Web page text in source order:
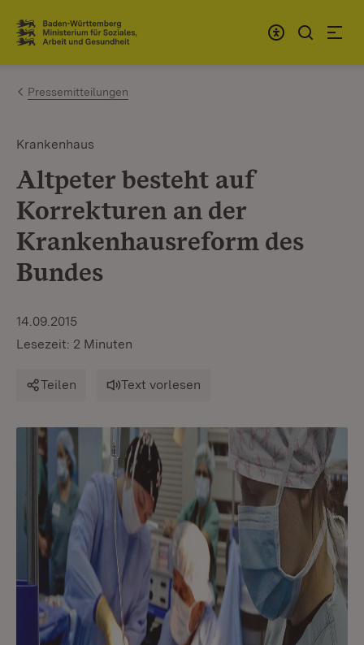
Zum Inhalt springen
Link zur Startseite
Pressemitteilungen
Krankenhaus
Altpeter besteht auf
Korrekturen an der
Krankenhausreform des
Bundes
14.09.2015
Lesezeit: 2 Minuten
Teilen Text vorlesen